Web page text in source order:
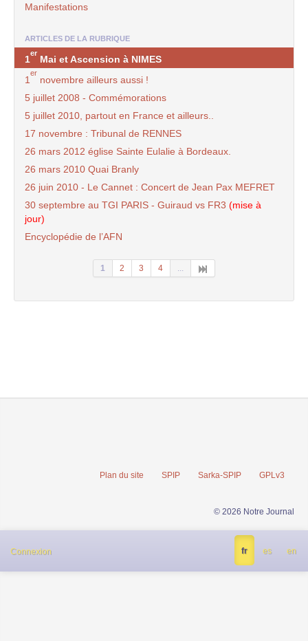
Manifestations
ARTICLES DE LA RUBRIQUE
1
er
Mai et Ascension à NIMES
1
er
novembre ailleurs aussi !
5 juillet 2008 - Commémorations
5 juillet 2010, partout en France et ailleurs..
17 novembre : Tribunal de RENNES
26 mars 2012 église Sainte Eulalie à Bordeaux.
26 mars 2010 Quai Branly
26 juin 2010 - Le Cannet : Concert de Jean Pax MEFRET
30 septembre au TGI PARIS - Guiraud vs FR3 (mise à
jour)
Encyclopédie de l’AFN
1 2 3 4
Plan du site SPIP Sarka-SPIP GPLv3
© 2026 Notre Journal
Connexion fr es en